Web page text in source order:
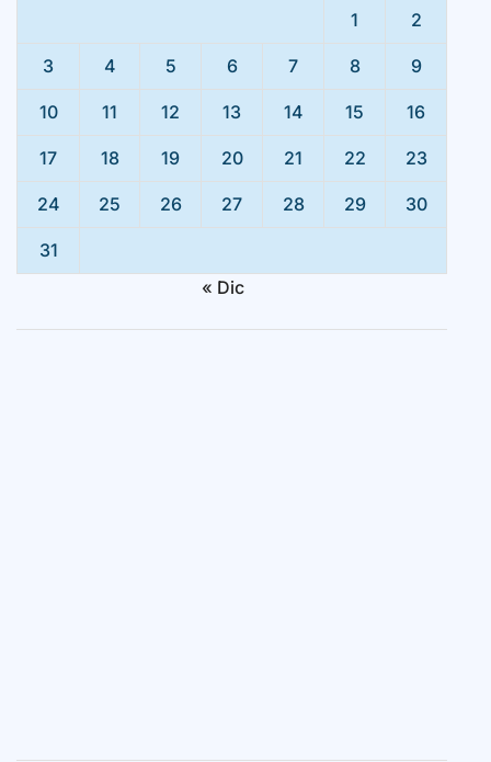
1
2
3 4 5 6 7 8 9
10 11 12 13 14 15 16
17 18 19 20 21 22 23
24 25 26 27 28 29 30
31
« Dic